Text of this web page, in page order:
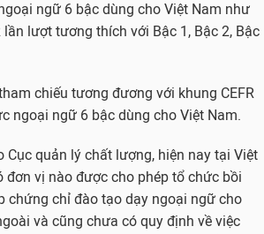
ngữ 6 bậc dùng cho Việt Nam như
lần lượt tương thích với Bậc 1, Bậc 2, Bậc
chiếu tương đương với khung CEFR
ngoại ngữ 6 bậc dùng cho Việt Nam.
Cục quản lý chất lượng, hiện nay tại Việt
đơn vị nào được cho phép tổ chức bồi
chứng chỉ đào tạo dạy ngoại ngữ cho
và cũng chưa có quy định về việc